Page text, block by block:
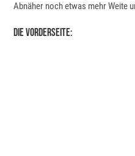
Abnäher noch etwas mehr Weite
Die Vorderseite: